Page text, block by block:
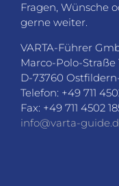
Fragen, Wünsche
gerne weiter.
VARTA-Führer
Marco-Polo-Straße
D-73760
Telefon: +49 711
Fax: +49 711 4502
info@varta-